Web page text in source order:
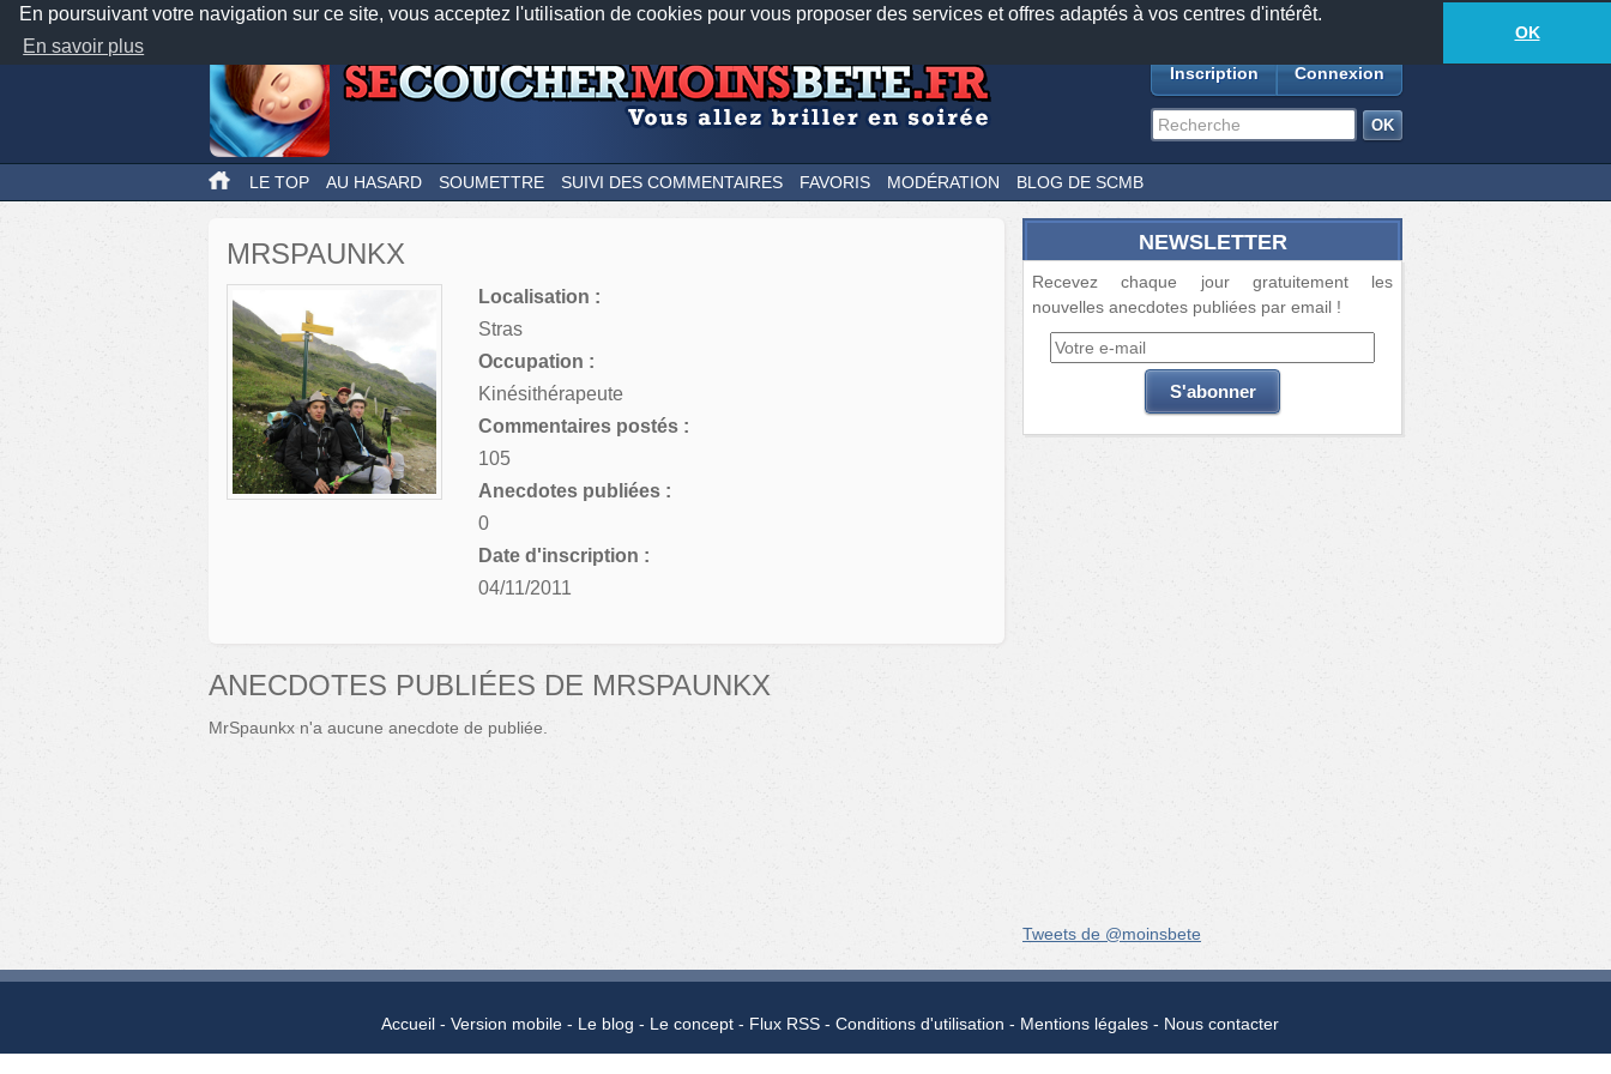
En poursuivant votre navigation sur ce site, vous acceptez l'utilisation de cookies pour vous proposer des services et offres adaptés à vos centres d'intérêt.
En savoir plus
OK
Nos applications mobiles Newsletter Facebook
TwitterFeeds18877anecdotes-460lecteurs connectés
Inscription Connexion
LE TOP AU HASARD SOUMETTRE SUIVI DES COMMENTAIRES FAVORIS MODÉRATION BLOG DE SCMB
MRSPAUNKX
Localisation :
Stras
Occupation :
Kinésithérapeute
Commentaires postés :
105
Anecdotes publiées :
0
Date d'inscription :
04/11/2011
ANECDOTES PUBLIÉES DE MRSPAUNKX
MrSpaunkx n'a aucune anecdote de publiée.
NEWSLETTER
Recevez chaque jour gratuitement les
nouvelles anecdotes publiées par email !
Tweets de @moinsbete
Accueil Version mobile Le blog Le concept Flux RSS Conditions d'utilisation Mentions légales Nous contacter